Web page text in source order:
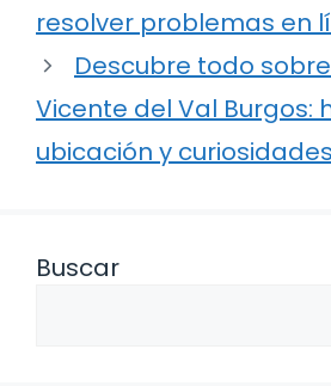
resolver problemas en
Descubre todo
Vicente del Val Burgos:
ubicación y curiosidades
Buscar